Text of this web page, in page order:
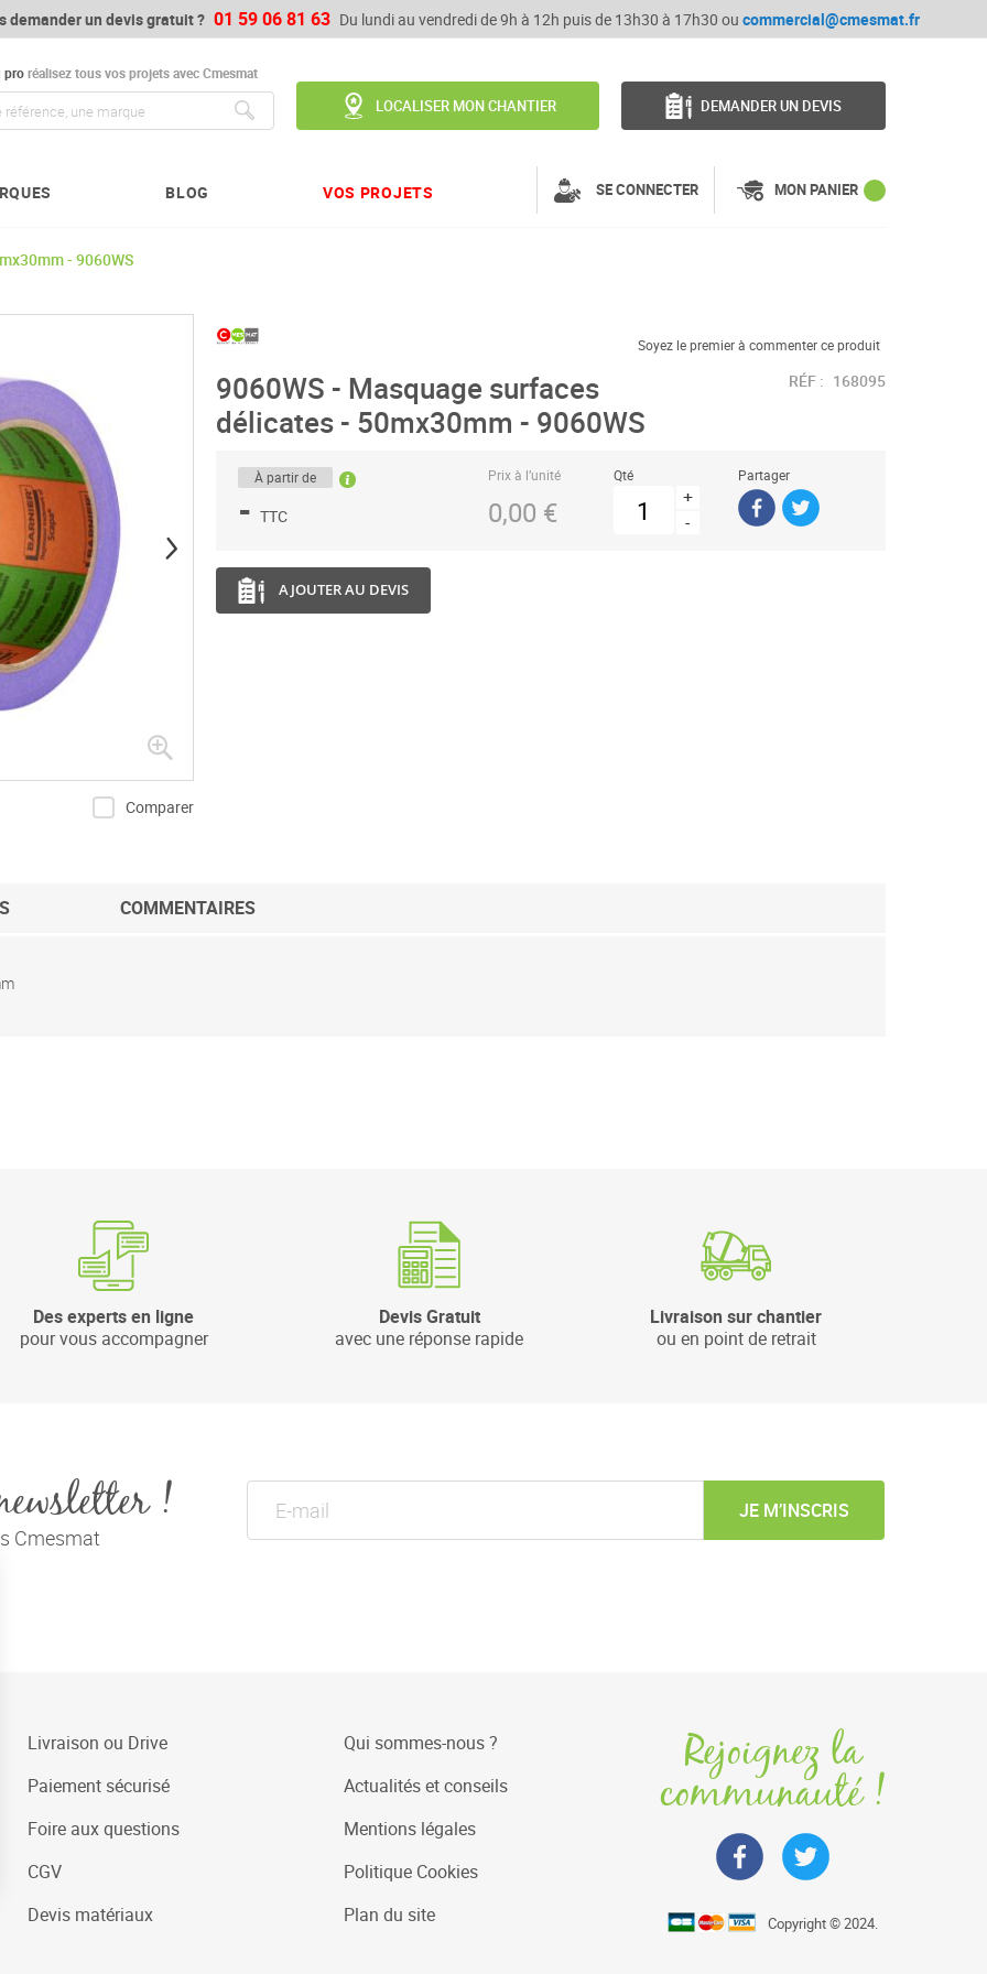
demander un devis gratuit ? 01 59 06 81 63 Du lundi au vendredi de 9h à 12h puis de 13h30 à 17h30 ou commercial@cmesmat.fr
proréalisez tous vos projets avec Cmesmat
LOCALISER MON CHANTIER DEMANDER UN DEVIS
BLOG VOS PROJETS SE CONNECTER MON PANIER
- 9060WS
Comparer
Soyez le premier à commenter ce produit
9060WS - Masquage surfaces
délicates - 50mx30mm - 9060WS
RÉF : 168095
À partir de
- TTC
Prix à l’unité
0,00 €
Qté
+
-
Partager
AJOUTER AU DEVIS
COMMENTAIRES
Des experts en ligne
pour vous accompagner
Devis Gratuit
avec une réponse rapide
Livraison sur chantier
ou en point de retrait
!
Cmesmat
JE M’INSCRIS
Livraison ou Drive
Paiement sécurisé
Foire aux questions
CGV
Devis matériaux
Qui sommes-nous ?
Actualités et conseils
Mentions légales
Politique Cookies
Plan du site
Rejoignez la
communauté !
Copyright © 2024.